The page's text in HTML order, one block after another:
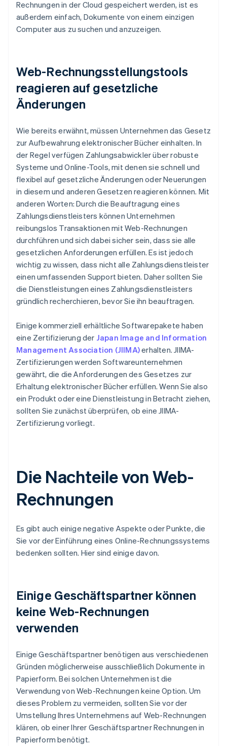
Rechnungen in der Cloud gespeichert werden, ist es
außerdem einfach, Dokumente von einem einzigen
Computer aus zu suchen und anzuzeigen.
Web-Rechnungsstellungstools
reagieren auf gesetzliche
Änderungen
Wie bereits erwähnt, müssen Unternehmen das Gesetz
zur Aufbewahrung elektronischer Bücher einhalten. In
der Regel verfügen Zahlungsabwickler über robuste
Systeme und Online-Tools, mit denen sie schnell und
flexibel auf gesetzliche Änderungen oder Neuerungen
in diesem und anderen Gesetzen reagieren können. Mit
anderen Worten: Durch die Beauftragung eines
Zahlungsdienstleisters können Unternehmen
reibungslos Transaktionen mit Web-Rechnungen
durchführen und sich dabei sicher sein, dass sie alle
gesetzlichen Anforderungen erfüllen. Es ist jedoch
wichtig zu wissen, dass nicht alle Zahlungsdienstleister
einen umfassenden Support bieten. Daher sollten Sie
die Dienstleistungen eines Zahlungsdienstleisters
gründlich recherchieren, bevor Sie ihn beauftragen.
Einige kommerziell erhältliche Softwarepakete haben
eine Zertifizierung der Japan Image and Information
Management Association (JIIMA)erhalten. JIIMA-
Zertifizierungen werden Softwareunternehmen
gewährt, die die Anforderungen des Gesetzes zur
Erhaltung elektronischer Bücher erfüllen. Wenn Sie also
ein Produkt oder eine Dienstleistung in Betracht ziehen,
sollten Sie zunächst überprüfen, ob eine JIIMA-
Zertifizierung vorliegt.
Die Nachteile von Web-
Rechnungen
Es gibt auch einige negative Aspekte oder Punkte, die
Sie vor der Einführung eines Online-Rechnungssystems
bedenken sollten. Hier sind einige davon.
Einige Geschäftspartner können
keine Web-Rechnungen
verwenden
Einige Geschäftspartner benötigen aus verschiedenen
Gründen möglicherweise ausschließlich Dokumente in
Papierform. Bei solchen Unternehmen ist die
Verwendung von Web-Rechnungen keine Option. Um
dieses Problem zu vermeiden, sollten Sie vor der
Umstellung Ihres Unternehmens auf Web-Rechnungen
klären, ob einer Ihrer Geschäftspartner Rechnungen in
Papierform benötigt.